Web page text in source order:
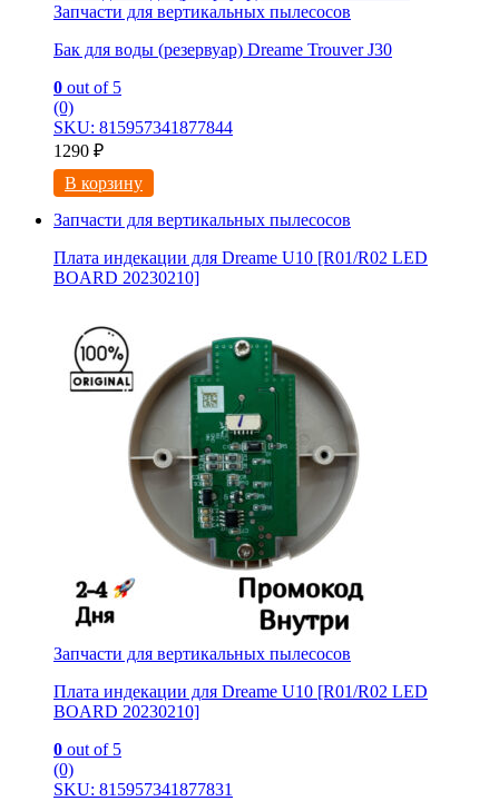
Запчасти для вертикальных пылесосов
Бак для воды (резервуар) Dreame Trouver J30
0 out of 5
(0)
SKU: 815957341877844
1290 ₽
В корзину
Запчасти для вертикальных пылесосов
Плата индекации для Dreame U10 [R01/R02 LED
BOARD 20230210]
Запчасти для вертикальных пылесосов
Плата индекации для Dreame U10 [R01/R02 LED
BOARD 20230210]
0 out of 5
(0)
SKU: 815957341877831